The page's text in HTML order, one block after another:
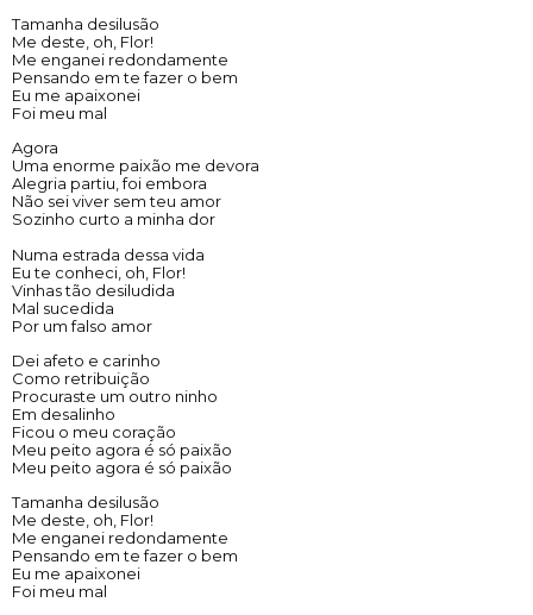
Tamanha desilusão
Me deste, oh, Flor!
Me enganei redondamente
Pensando em te fazer o bem
Eu me apaixonei
Foi meu mal
Agora
Uma enorme paixão me devora
Alegria partiu, foi embora
Não sei viver sem teu amor
Sozinho curto a minha dor
Numa estrada dessa vida
Eu te conheci, oh, Flor!
Vinhas tão desiludida
Mal sucedida
Por um falso amor
Dei afeto e carinho
Como retribuição
Procuraste um outro ninho
Em desalinho
Ficou o meu coração
Meu peito agora é só paixão
Meu peito agora é só paixão
Tamanha desilusão
Me deste, oh, Flor!
Me enganei redondamente
Pensando em te fazer o bem
Eu me apaixonei
Foi meu mal